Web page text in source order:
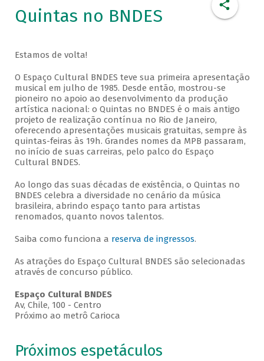
Quintas no BNDES
Estamos de volta!
O Espaço Cultural BNDES teve sua primeira apresentação
musical em julho de 1985. Desde então, mostrou-se
pioneiro no apoio ao desenvolvimento da produção
artística nacional: o Quintas no BNDES é o mais antigo
projeto de realização contínua no Rio de Janeiro,
oferecendo apresentações musicais gratuitas, sempre às
quintas-feiras às 19h. Grandes nomes da MPB passaram,
no início de suas carreiras, pelo palco do Espaço
Cultural BNDES.
Ao longo das suas décadas de existência, o Quintas no
BNDES celebra a diversidade no cenário da música
brasileira, abrindo espaço tanto para artistas
renomados, quanto novos talentos.
Saiba como funciona a reserva de ingressos.
As atrações do Espaço Cultural BNDES são selecionadas
através de concurso público.
Espaço Cultural BNDES
Av, Chile, 100 - Centro
Próximo ao metrô Carioca
Próximos espetáculos